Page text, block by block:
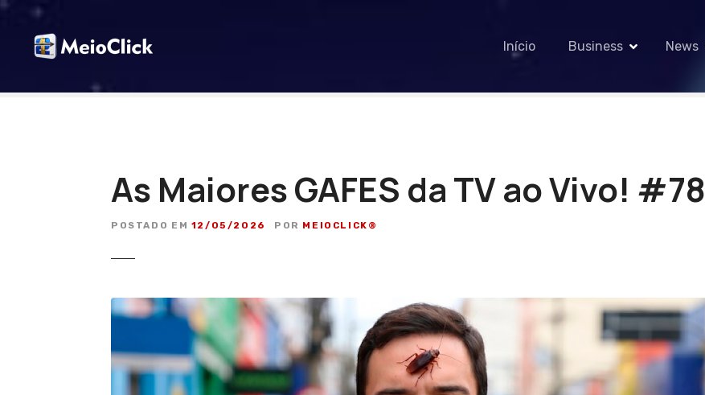
I
Início Business News
As Maiores GAFES da TV ao Vivo! #78
POSTADO EM 12/05/2026 POR MEIOCLICK®